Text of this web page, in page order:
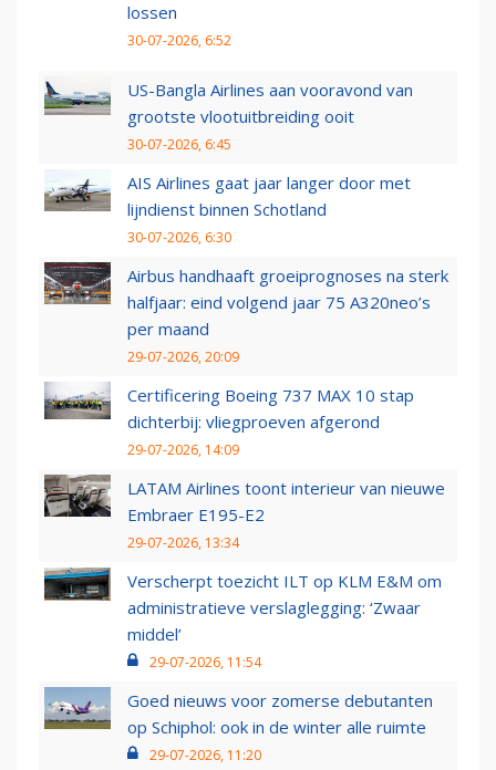
lossen
30-07-2026, 6:52
US-Bangla Airlines aan vooravond van
grootste vlootuitbreiding ooit
30-07-2026, 6:45
AIS Airlines gaat jaar langer door met
lijndienst binnen Schotland
30-07-2026, 6:30
Airbus handhaaft groeiprognoses na sterk
halfjaar: eind volgend jaar 75 A320neo’s
per maand
29-07-2026, 20:09
Certificering Boeing 737 MAX 10 stap
dichterbij: vliegproeven afgerond
29-07-2026, 14:09
LATAM Airlines toont interieur van nieuwe
Embraer E195-E2
29-07-2026, 13:34
Verscherpt toezicht ILT op KLM E&M om
administratieve verslaglegging: ‘Zwaar
middel’
29-07-2026, 11:54
Goed nieuws voor zomerse debutanten
op Schiphol: ook in de winter alle ruimte
29-07-2026, 11:20